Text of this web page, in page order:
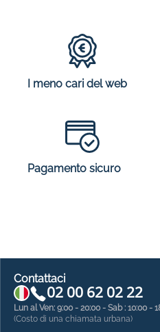
I meno cari del web
Pagamento sicuro
Contattaci
02 00 62 02 22
Lun al Ven: 9:00 - 20:00 - Sab : 10:00 -
(Costo di una chiamata urbana)